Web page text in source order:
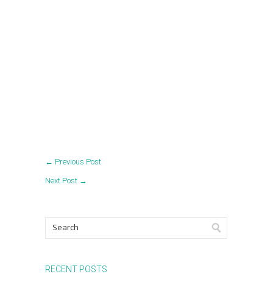
← Previous Post
Next Post →
RECENT POSTS